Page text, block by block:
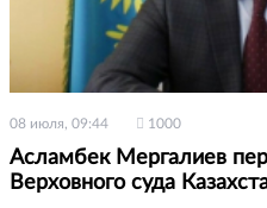
08 июля, 09:44 1000
Асламбек Мергалиев
Верховного суда